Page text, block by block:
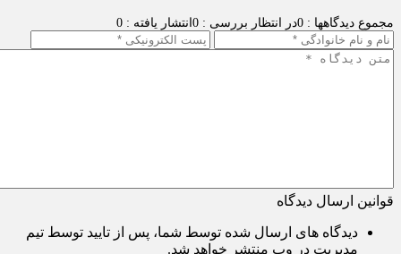
مجموع دیدگاهها : 0 در انتظار بررسی : 0 انتشار یافته : 0
قوانین ارسال دیدگاه
دیدگاه های ارسال شده توسط شما، پس از تایید توسط تیم
مدیریت در وب منتشر خواهد شد.